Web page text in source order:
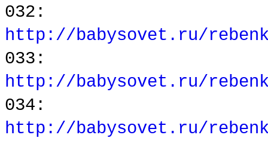
032:
http://babysovet.ru/
033:
http://babysovet.ru/
034:
http://babysovet.ru/